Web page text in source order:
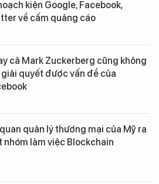
kiện Google, Facebook,
về cấm quảng cáo
cả Mark Zuckerberg cũng không
quyết được vấn đề của
quản lý thương mại của Mỹ ra
nhóm làm việc Blockchain